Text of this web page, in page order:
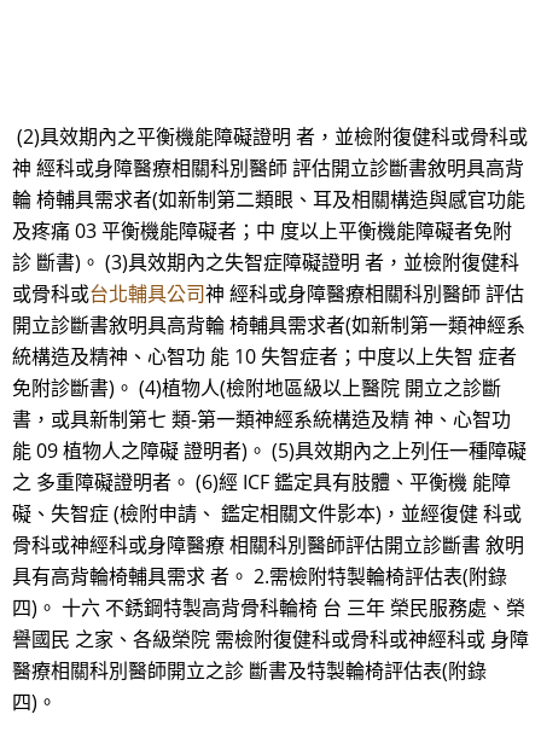
(2)具效期內之平衡機能障礙證明 者，並檢附復健科或骨科或
神 經科或身障醫療相關科別醫師 評估開立診斷書敘明具高背
輪 椅輔具需求者(如新制第二類眼、耳及相關構造與感官功能
及疼痛 03 平衡機能障礙者；中 度以上平衡機能障礙者免附
診 斷書)。 (3)具效期內之失智症障礙證明 者，並檢附復健科
或骨科或台北輔具公司神 經科或身障醫療相關科別醫師 評估
開立診斷書敘明具高背輪 椅輔具需求者(如新制第一類神經系
統構造及精神、心智功 能 10 失智症者；中度以上失智 症者
免附診斷書)。 (4)植物人(檢附地區級以上醫院 開立之診斷
書，或具新制第七 類-第一類神經系統構造及精 神、心智功
能 09 植物人之障礙 證明者)。 (5)具效期內之上列任一種障礙
之 多重障礙證明者。 (6)經 ICF 鑑定具有肢體、平衡機 能障
礙、失智症 (檢附申請、 鑑定相關文件影本)，並經復健 科或
骨科或神經科或身障醫療 相關科別醫師評估開立診斷書 敘明
具有高背輪椅輔具需求 者。 2.需檢附特製輪椅評估表(附錄
四)。 十六 不銹鋼特製高背骨科輪椅 台 三年 榮民服務處、榮
譽國民 之家、各級榮院 需檢附復健科或骨科或神經科或 身障
醫療相關科別醫師開立之診 斷書及特製輪椅評估表(附錄
四)。